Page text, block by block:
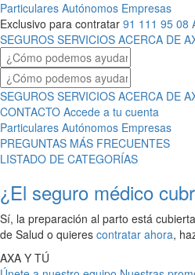
Particulares Autónomos Empresas
Exclusivo para contratar 91 111 95 08
SEGUROS SERVICIOS ACERCA DE
SEGUROS SERVICIOS ACERCA DE
CONTACTO Accede a tu cuenta
Particulares Autónomos Empresas
PREGUNTAS MÁS FRECUENTES
LISTADO DE CATEGORÍAS
¿El seguro médico
Sí, la preparación al parto está
de Salud o quieres contratar ahora,
AXA Y TÚ